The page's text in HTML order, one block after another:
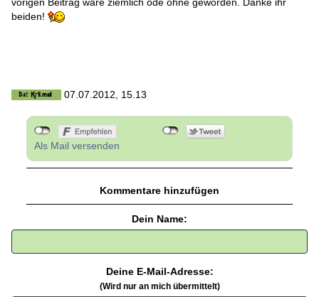
vorigen Beitrag wäre ziemlich öde ohne geworden. Danke ihr
beiden!
07.07.2012, 15.13
Als Mail versenden
Kommentare hinzufügen
Dein Name:
Deine E-Mail-Adresse:
(Wird nur an mich übermittelt)